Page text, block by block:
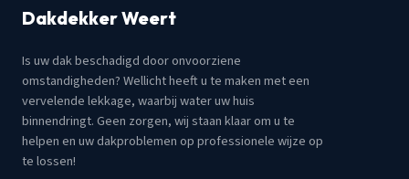
Dakdekker Weert
Is uw dak beschadigd door onvoorziene
omstandigheden? Wellicht heeft u te maken met een
vervelende lekkage, waarbij water uw huis
binnendringt. Geen zorgen, wij staan klaar om u te
helpen en uw dakproblemen op professionele wijze op
te lossen!